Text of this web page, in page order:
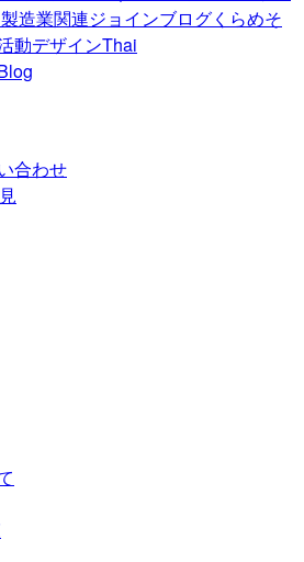
製造業関連ジョインブログくらめそ
動デザインThai
合わせ